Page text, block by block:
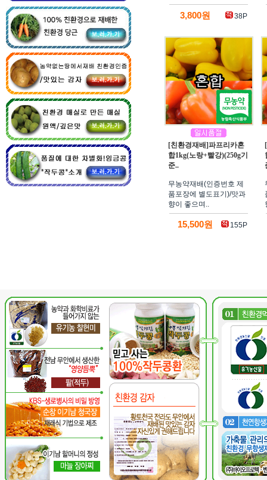
3,800원 38P
[친환경재배]파프리카혼
합1kg(노랑+빨강)(250g기
준..
무농약재배(인증번호 제
품포장에 별도표기)/맛과
향이 좋으며..
15,500원 155P